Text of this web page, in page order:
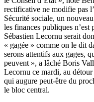
rectificative ne modifie pas
Sécurité sociale, un
les finances publiques n’est
Sébastien Lecornu serait
« gagée » comme on le dit
serons attentifs aux gages,
peuvent », a lâché Boris
Lecornu ce mardi, au détour
qui augure peut-être du
le bloc central.